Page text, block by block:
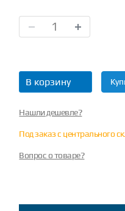
В корзину
Нашли дешевле?
Под заказ с центрального
Вопрос о товаре?